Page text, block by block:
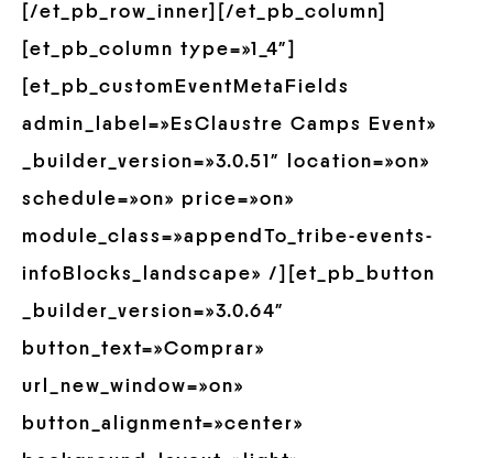
[/et_pb_row_inner][/et_pb_column]
[et_pb_column type=»1_4″]
[et_pb_customEventMetaFields
admin_label=»EsClaustre Camps Event»
_builder_version=»3.0.51″ location=»on»
schedule=»on» price=»on»
module_class=»appendTo_tribe-events-
infoBlocks_landscape» /][et_pb_button
_builder_version=»3.0.64″
button_text=»Comprar»
url_new_window=»on»
button_alignment=»center»